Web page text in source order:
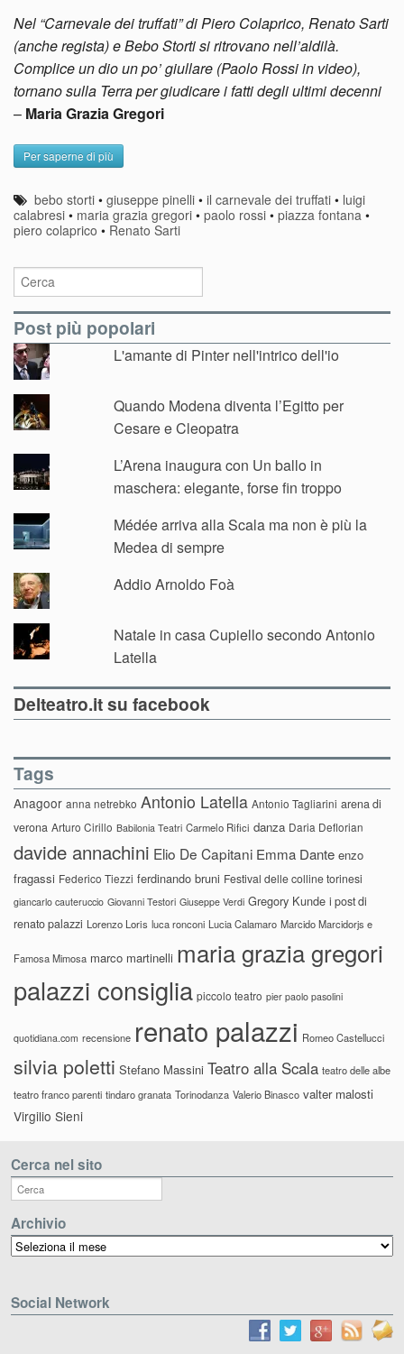
Nel “Carnevale dei truffati” di Piero Colaprico, Renato Sarti
(anche regista) e Bebo Storti si ritrovano nell’aldilà.
Complice un dio un po’ giullare (Paolo Rossi in video),
tornano sulla Terra per giudicare i fatti degli ultimi decenni
– Maria Grazia Gregori
Per saperne di più
bebo storti •giuseppe pinelli •il carnevale dei truffati • luigi
calabresi • maria grazia gregori • paolo rossi • piazza fontana •
piero colaprico • Renato Sarti
Post più popolari
L'amante di Pinter nell'intrico dell'io
Quando Modena diventa l’Egitto per
Cesare e Cleopatra
L’Arena inaugura con Un ballo in
maschera: elegante, forse fin troppo
Médée arriva alla Scala ma non è più la
Medea di sempre
Addio Arnoldo Foà
Natale in casa Cupiello secondo Antonio
Latella
Delteatro.it su facebook
Tags
Anagoor anna netrebko Antonio Latella Antonio Tagliarini arena di
verona Arturo Cirillo Babilonia Teatri Carmelo Rifici danza Daria Deflorian
davide annachini Elio De Capitani Emma Dante enzo
fragassi Federico Tiezzi ferdinando bruni Festival delle colline torinesi
giancarlo cauteruccio Giovanni Testori Giuseppe Verdi Gregory Kunde i post di
renato palazzi Lorenzo Loris luca ronconi Lucia Calamaro Marcido Marcidorjs e
Famosa Mimosa marco martinelli maria grazia gregori
palazzi consiglia piccolo teatro pier paolo pasolini
quotidiana.com recensione renato palazzi Romeo Castellucci
silvia poletti Stefano Massini Teatro alla Scala teatro delle albe
teatro franco parenti tindaro granata Torinodanza Valerio Binasco valter malosti
Virgilio Sieni
Cerca nel sito
Archivio
Archivio
Social Network